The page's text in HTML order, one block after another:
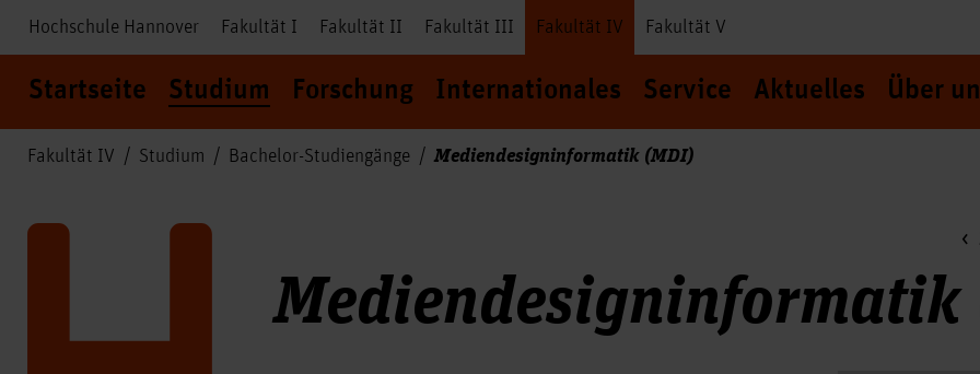
Hochschule Hannover Fakultät I Fakultät II Fakultät III Fakultät IV Fakultät V
Startseite Studium Forschung Internationales Service Aktuelles Über
Fakultät IV Studium Bachelor-Studiengänge Mediendesigninformatik (MDI)